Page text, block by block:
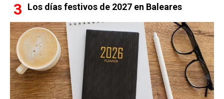
Los días festivos de 2027 en Baleares